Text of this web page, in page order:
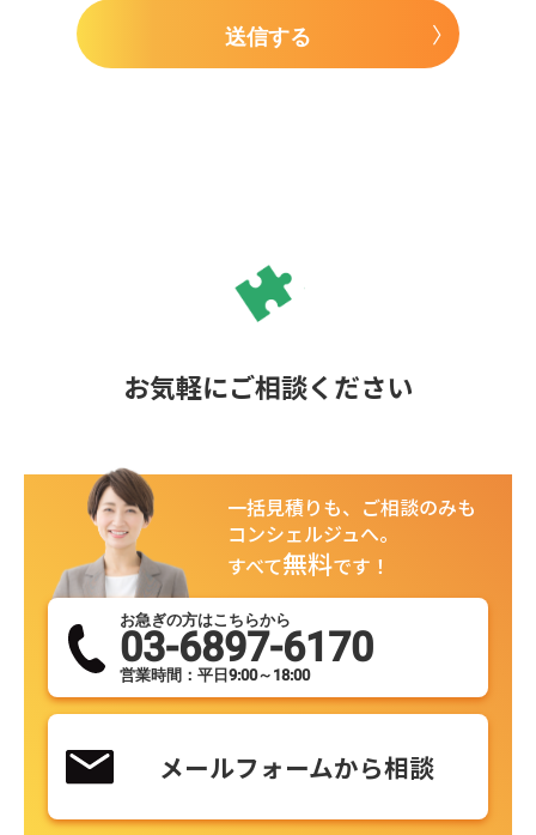
送信する
お気軽にご相談ください
一括見積りも、ご相談のみも
コンシェルジュへ。
すべて無料です！
お急ぎの方はこちらから
03-6897-6170
営業時間：平日9:00～18:00
メールフォームから相談